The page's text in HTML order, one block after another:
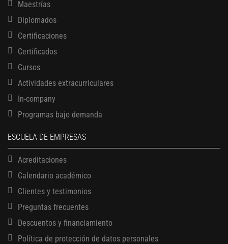
Maestrías
Diplomados
Certificaciones
Certificados
Cursos
Actividades extracurriculares
In-company
Programas bajo demanda
ESCUELA DE EMPRESAS
Acreditaciones
Calendario académico
Clientes y testimonios
Preguntas frecuentes
Descuentos y financiamiento
Política de protección de datos personales